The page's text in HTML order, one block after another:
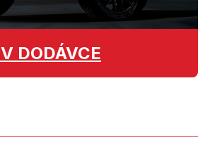
V DODÁVCE